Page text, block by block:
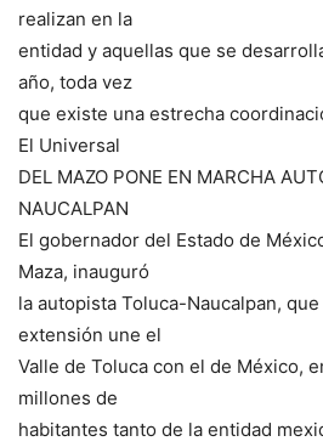
realizan en la
entidad y aquellas que se
año, toda vez
que existe una estrecha
El Universal
DEL MAZO PONE EN MARCHA
NAUCALPAN
El gobernador del Estado de
Maza, inauguró
la autopista Toluca-Naucalpan,
extensión une el
Valle de Toluca con el de México,
millones de
habitantes tanto de la entidad